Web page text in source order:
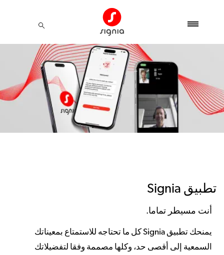
تطبيق Signia
أنت مسيطر تماما.
يمنحك تطبيق Signia كل ما تحتاجه للاستمتاع بمعيناتك
السمعية إلى أقصى حد، وكلها مصممة وفقا لتفضيلاتك